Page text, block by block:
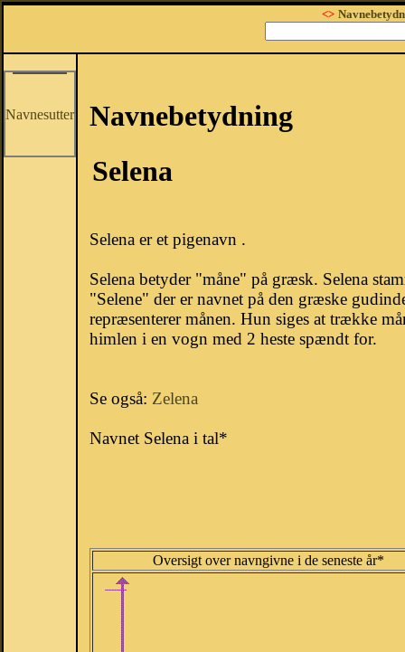
<>
Navnesutter
Navnebetydning
Selena
Selena er et pigenavn .
Selena betyder "måne" på græsk. Selena
"Selene" der er navnet på den græske
repræsenterer månen. Hun siges at trække
himlen i en vogn med 2 heste spændt for.
Se også: Zelena
Navnet Selena i tal*
Oversigt over navngivne i de seneste år*